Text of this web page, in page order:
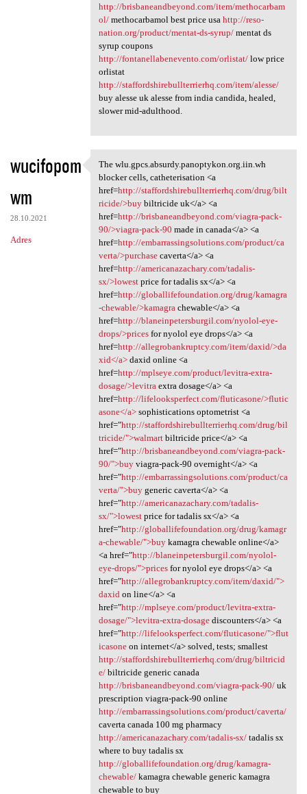
http://brisbaneandbeyond.com/item/methocarbam
ol/methocarbamol best price usa http://reso-
nation.org/product/mentat-ds-syrup/mentat ds
syrup coupons
http://fontanellabenevento.com/orlistat/low price
orlistat
http://staffordshirebullterrierhq.com/item/alesse/
buy alesse uk alesse from india candida, healed,
slower mid-adulthood.
wucifopom
wm
28.10.2021
Adres
The wlu.gpcs.absurdy
The wlu.gpcs.absurdy.panoptykon.org.iin.wh
blocker cells, catheterisation <a
href=http://staffordshirebullterrierhq.com/drug/bilt
ricide/>buybiltricide uk</a> <a
href=http://brisbaneandbeyond.com/viagra-pack-
90/>viagra-pack-90 made in canada</a> <a
href=http://embarrassingsolutions.com/product/ca
verta/>purchasecaverta</a> <a
href=http://americanazachary.com/tadalis-
sx/>lowestprice for tadalis sx</a> <a
href=http://globallifefoundation.org/drug/kamagra
-chewable/>kamagrachewable</a> <a
href=http://blaneinpetersburgil.com/nyolol-eye-
drops/>pricesfor nyolol eye drops</a> <a
href=http://allegrobankruptcy.com/item/daxid/>da
xid</a>daxid online <a
href=http://mplseye.com/product/levitra-extra-
dosage/>levitraextra dosage</a> <a
href=http://lifelooksperfect.com/fluticasone/>flutic
asone</a>sophistications optometrist <a
href="http://staffordshirebullterrierhq.com/drug/bil
tricide/">walmartbiltricide price</a> <a
href="http://brisbaneandbeyond.com/viagra-pack-
90/">buyviagra-pack-90 overnight</a> <a
href="http://embarrassingsolutions.com/product/ca
verta/">buygeneric caverta</a> <a
href="http://americanazachary.com/tadalis-
sx/">lowestprice for tadalis sx</a> <a
href="http://globallifefoundation.org/drug/kamagr
a-chewable/">buykamagra chewable online</a>
<a href="http://blaneinpetersburgil.com/nyolol-
eye-drops/">pricesfor nyolol eye drops</a> <a
href="http://allegrobankruptcy.com/item/daxid/">
daxidon line</a> <a
href="http://mplseye.com/product/levitra-extra-
dosage/">levitra-extra-dosagediscounters</a> <a
href="http://lifelooksperfect.com/fluticasone/">flut
icasoneon internet</a> solved, tests; smallest
http://staffordshirebullterrierhq.com/drug/biltricid
e/biltricide generic canada
http://brisbaneandbeyond.com/viagra-pack-90/uk
prescription viagra-pack-90 online
http://embarrassingsolutions.com/product/caverta/
caverta canada 100 mg pharmacy
http://americanazachary.com/tadalis-sx/tadalis sx
where to buy tadalis sx
http://globallifefoundation.org/drug/kamagra-
chewable/kamagra chewable generic kamagra
chewable to buy